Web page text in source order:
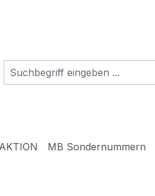
MB Sondernummern